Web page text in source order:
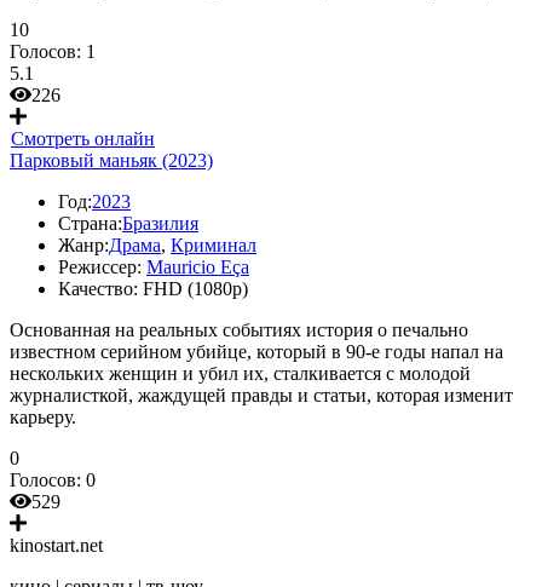
10
Голосов: 1
5.1
226
Смотреть онлайн
Парковый маньяк (2023)
Год:2023
Страна:Бразилия
Жанр:Драма, Криминал
Режиссер: Mauricio Eça
Качество: FHD (1080p)
Основанная на реальных событиях история о печально
известном серийном убийце, который в 90-е годы напал на
нескольких женщин и убил их, сталкивается с молодой
журналисткой, жаждущей правды и статьи, которая изменит
карьеру.
0
Голосов: 0
529
kinostart.net